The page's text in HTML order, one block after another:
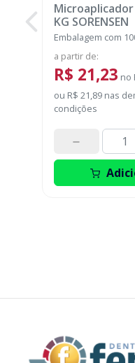
KG SORENSEN
Embalagem com
a partir de:
R$ 21,23 no
ou R$ 21,89 nas
condições